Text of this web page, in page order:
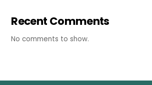
Recent Comments
No comments to show.